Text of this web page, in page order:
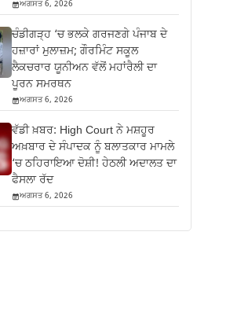
ਅਗਸਤ 6, 2026
ਚੰਡੀਗੜ੍ਹ ‘ਚ ਭਲਕੇ ਗਰਜਣਗੇ ਪੰਜਾਬ ਦੇ
ਹਜ਼ਾਰਾਂ ਮੁਲਾਜ਼ਮ; ਗੌਰਮਿੰਟ ਸਕੂਲ
ਲੈਕਚਰਾਰ ਯੂਨੀਅਨ ਵੱਲੋਂ ਮਹਾਂਰੈਲੀ ਦਾ
ਪੂਰਨ ਸਮਰਥਨ
ਅਗਸਤ 6, 2026
ਵੱਡੀ ਖ਼ਬਰ: High Court ਨੇ ਮਸ਼ਹੂਰ
ਅਖ਼ਬਾਰ ਦੇ ਸੰਪਾਦਕ ਨੂੰ ਬਲਾਤਕਾਰ ਮਾਮਲੇ
‘ਚ ਠਹਿਰਾਇਆ ਦੋਸ਼ੀ! ਹੇਠਲੀ ਅਦਾਲਤ ਦਾ
ਫੈਸਲਾ ਰੱਦ
ਅਗਸਤ 6, 2026